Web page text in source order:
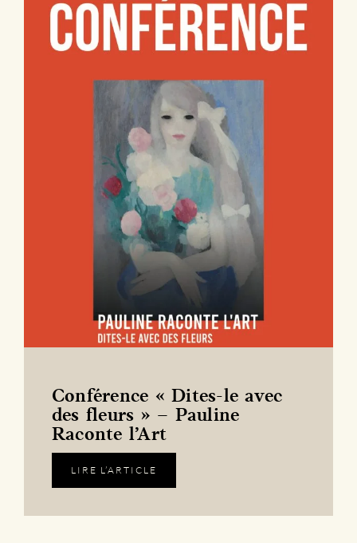
Conférence « Dites-le avec
des fleurs » – Pauline
Raconte l’Art
LIRE L’ARTICLE